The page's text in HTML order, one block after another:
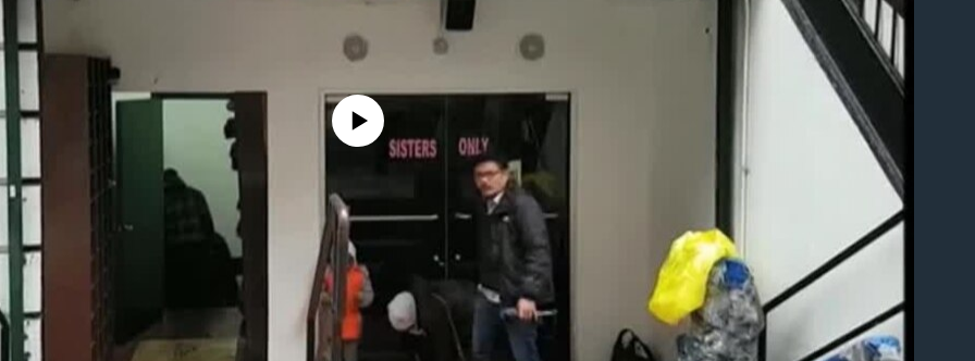
No media source currently available